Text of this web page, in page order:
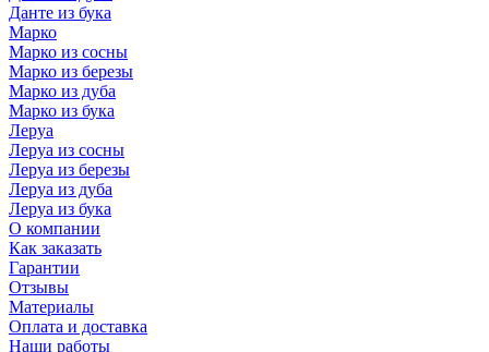
Данте из бука
Марко
Марко из сосны
Марко из березы
Марко из дуба
Марко из бука
Леруа
Леруа из сосны
Леруа из березы
Леруа из дуба
Леруа из бука
О компании
Как заказать
Гарантии
Отзывы
Материалы
Оплата и доставка
Наши работы